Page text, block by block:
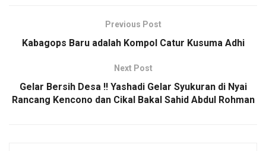
k
p
p
k
Previous Post
Kabagops Baru adalah Kompol Catur Kusuma Adhi
Next Post
Gelar Bersih Desa !! Yashadi Gelar Syukuran di Nyai
Rancang Kencono dan Cikal Bakal Sahid Abdul Rohman